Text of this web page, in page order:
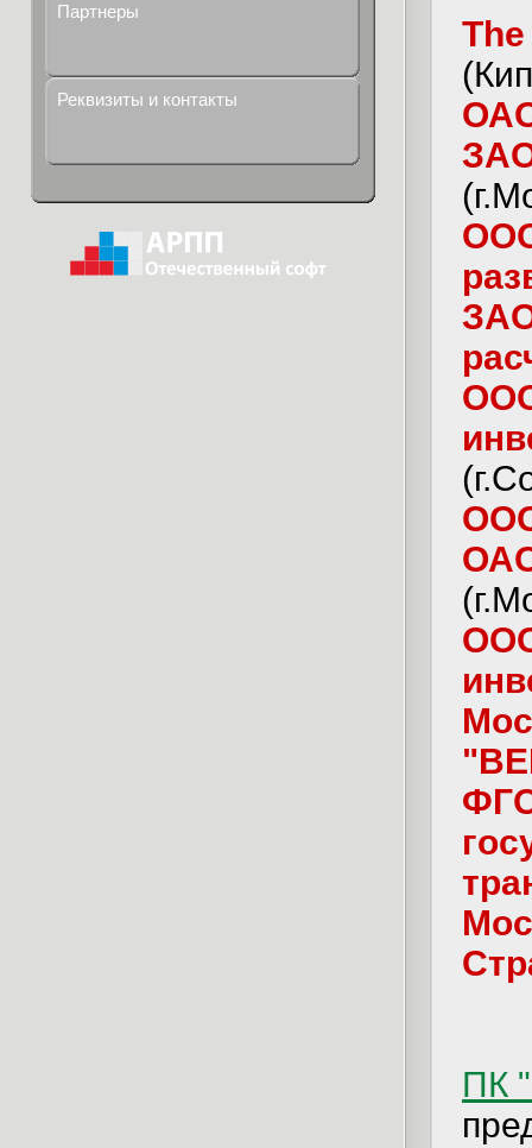
Партнеры
Реквизиты и контакты
ПК